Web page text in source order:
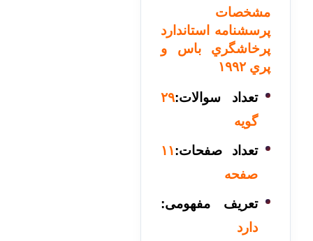
مشخصات
پرسشنامه استاندارد
پرخاشگري باس و
پري ۱۹۹۲
تعداد سوالات:۲۹
گویه
تعداد صفحات:۱۱
صفحه
تعریف مفهومی:
دارد